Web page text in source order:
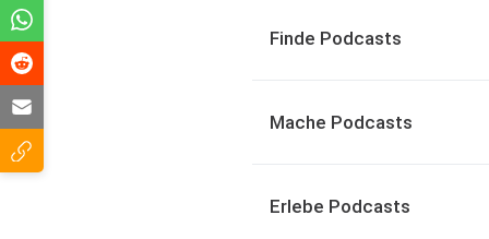
Finde Podcasts
Mache Podcasts
Erlebe Podcasts